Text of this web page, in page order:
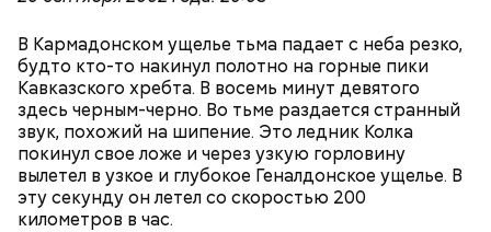
В Кармадонском ущелье тьма падает с неба резко,
будто кто-то накинул полотно на горные пики
Кавказского хребта. В восемь минут девятого
здесь черным-черно. Во тьме раздается странный
звук, похожий на шипение. Это ледник Колка
покинул свое ложе и через узкую горловину
вылетел в узкое и глубокое Геналдонское ущелье. В
эту секунду он летел со скоростью 200
километров в час.